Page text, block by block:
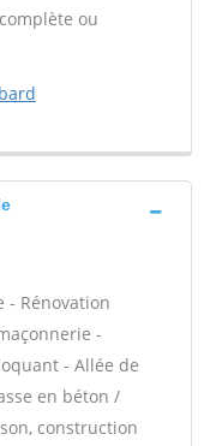
ou
- Rénovation
-
- Allée de
en béton /
construction